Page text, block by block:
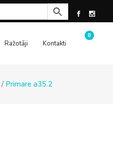
Ražotāji Kontakti
0
/ Primare a35.2